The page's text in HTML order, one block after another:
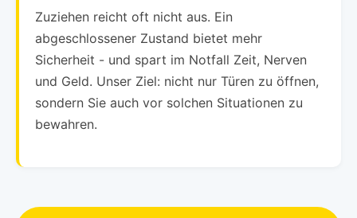
Zuziehen reicht oft nicht aus. Ein
abgeschlossener Zustand bietet mehr
Sicherheit - und spart im Notfall Zeit, Nerven
und Geld. Unser Ziel: nicht nur Türen zu öffnen,
sondern Sie auch vor solchen Situationen zu
bewahren.